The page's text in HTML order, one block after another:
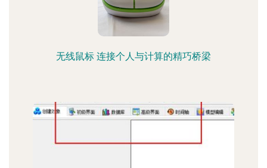
无线鼠标 连接个人与计算的精巧桥梁